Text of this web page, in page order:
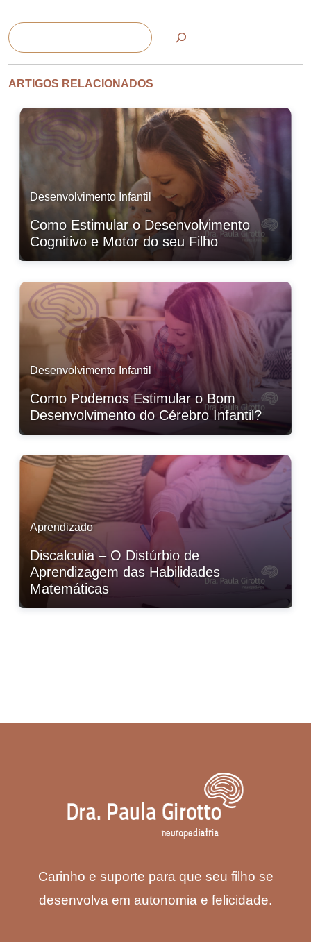
Pesquisar
ARTIGOS RELACIONADOS
Desenvolvimento Infantil
Como Estimular o Desenvolvimento
Cognitivo e Motor do seu Filho
Desenvolvimento Infantil
Como Podemos Estimular o Bom
Desenvolvimento do Cérebro Infantil?
Aprendizado
Discalculia – O Distúrbio de
Aprendizagem das Habilidades
Matemáticas
Carinho e suporte para que seu filho se
desenvolva em autonomia e felicidade.